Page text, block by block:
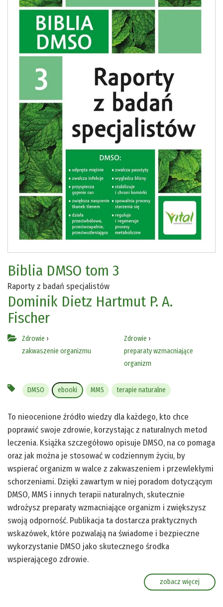
Biblia DMSO tom 3
Raporty z badań specjalistów
Dominik Dietz Hartmut P. A.
Fischer
Zdrowie ›
zakwaszenie organizmu
Zdrowie ›
preparaty wzmacniające
organizm
DMSO ebooki MMS terapie naturalne
To nieocenione źródło wiedzy dla każdego, kto chce
poprawić swoje zdrowie, korzystając z naturalnych metod
leczenia. Książka szczegółowo opisuje DMSO, na co pomaga
oraz jak można je stosować w codziennym życiu, by
wspierać organizm w walce z zakwaszeniem i przewlekłymi
schorzeniami. Dzięki zawartym w niej poradom dotyczącym
DMSO, MMS i innych terapii naturalnych, skutecznie
wdrożysz preparaty wzmacniające organizm i zwiększysz
swoją odporność. Publikacja ta dostarcza praktycznych
wskazówek, które pozwalają na świadome i bezpieczne
wykorzystanie DMSO jako skutecznego środka
wspierającego zdrowie.
zobacz więcej